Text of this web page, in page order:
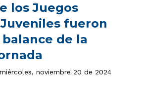
los Juegos
fueron
de la
noviembre 20 de 2024